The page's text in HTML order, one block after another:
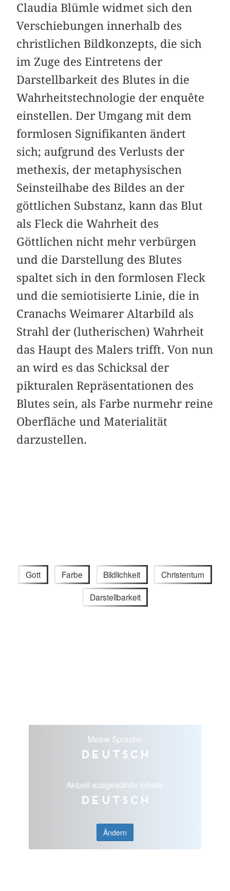
Claudia Blümle widmet sich den
Verschiebungen innerhalb des
christlichen Bildkonzepts, die sich
im Zuge des Eintretens der
Darstellbarkeit des Blutes in die
Wahrheitstechnologie der enquête
einstellen. Der Umgang mit dem
formlosen Signifikanten ändert
sich; aufgrund des Verlusts der
methexis, der metaphysischen
Seinsteilhabe des Bildes an der
göttlichen Substanz, kann das Blut
als Fleck die Wahrheit des
Göttlichen nicht mehr verbürgen
und die Darstellung des Blutes
spaltet sich in den formlosen Fleck
und die semiotisierte Linie, die in
Cranachs Weimarer Altarbild als
Strahl der (lutherischen) Wahrheit
das Haupt des Malers trifft. Von nun
an wird es das Schicksal der
pikturalen Repräsentationen des
Blutes sein, als Farbe nurmehr reine
Oberfläche und Materialität
darzustellen.
Gott Farbe Bildlichkeit Christentum
Darstellbarkeit
Meine Sprache
Deutsch
Aktuell ausgewählte Inhalte
Deutsch
Ändern